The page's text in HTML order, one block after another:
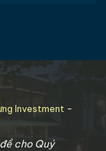
Investment -
cho Quý